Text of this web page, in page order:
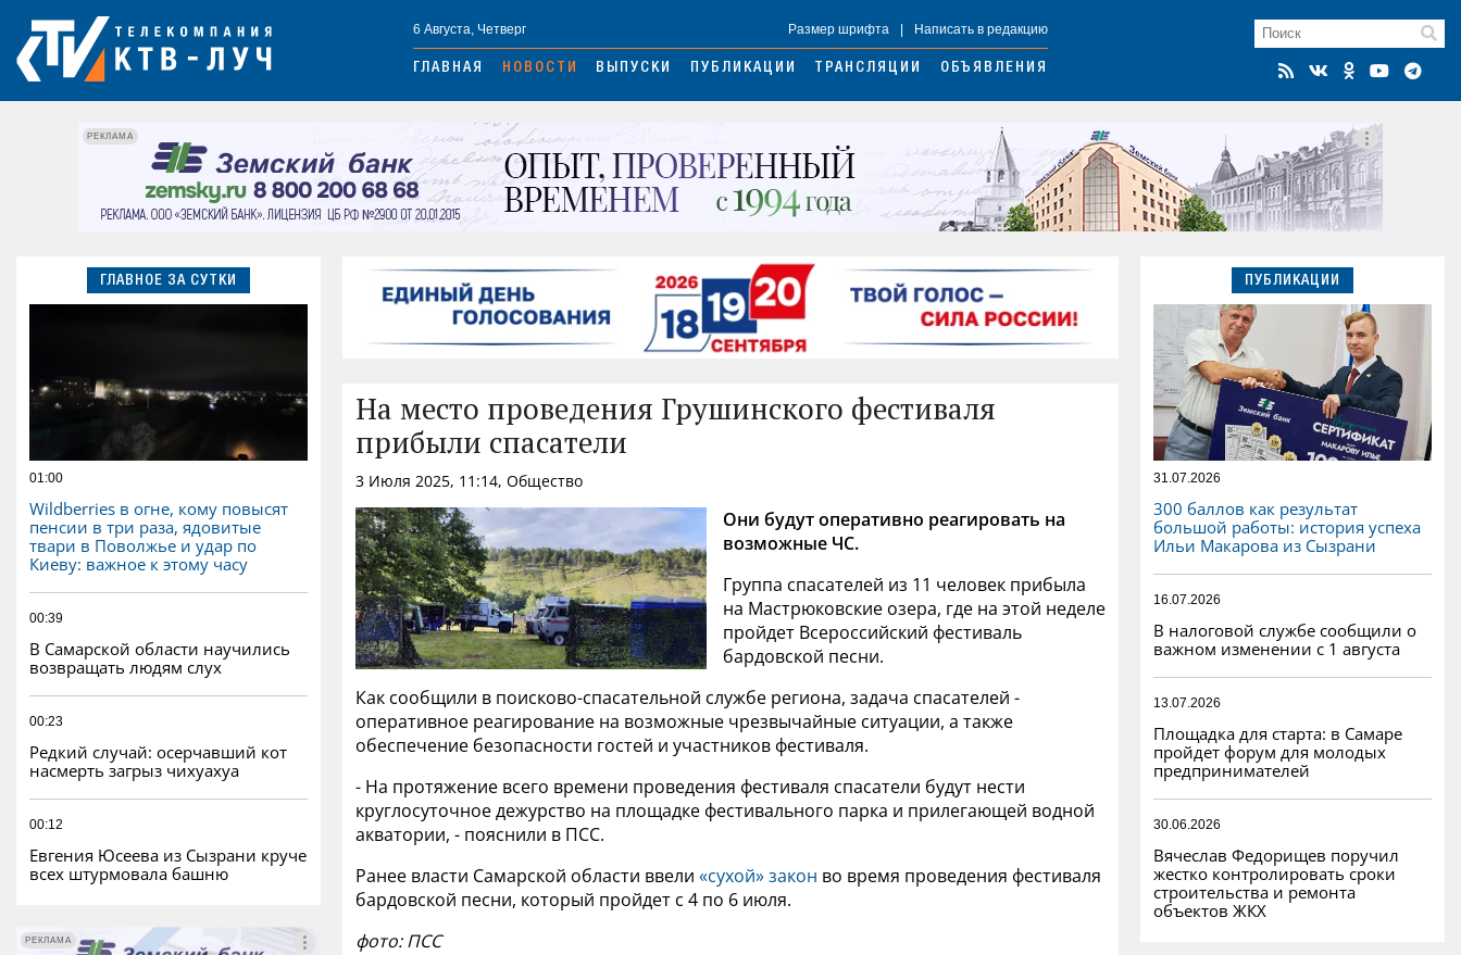
6 Августа, Четверг Размер шрифта Написать в редакцию
ГЛАВНАЯ НОВОСТИ ВЫПУСКИ ПУБЛИКАЦИИ ТРАНСЛЯЦИИ ОБЪЯВЛЕНИЯ
РЕКЛАМА
ГЛАВНОЕ ЗА СУТКИ
01:00
Wildberries в огне, кому повысят
пенсии в три раза, ядовитые
твари в Поволжье и удар по
Киеву: важное к этому часу
00:39
В Самарской области научились
возвращать людям слух
00:23
Редкий случай: осерчавший кот
насмерть загрыз чихуахуа
00:12
Евгения Юсеева из Сызрани круче
всех штурмовала башню
РЕКЛАМА
РЕКЛАМА
На место проведения Грушинского фестиваля
прибыли спасатели
3 Июля 2025, 11:14, Общество
Они будут оперативно реагировать на
возможные ЧС.
Группа спасателей из 11 человек прибыла
на Мастрюковские озера, где на этой неделе
пройдет Всероссийский фестиваль
бардовской песни.
Как сообщили в поисково-спасательной службе региона, задача спасателей -
оперативное реагирование на возможные чрезвычайные ситуации, а также
обеспечение безопасности гостей и участников фестиваля.
- На протяжение всего времени проведения фестиваля спасатели будут нести
круглосуточное дежурство на площадке фестивального парка и прилегающей водной
акватории, - пояснили в ПСС.
Ранее власти Самарской области ввели «сухой» закон во время проведения фестиваля
бардовской песни, который пройдет с 4 по 6 июля.
фото: ПСС
ПУБЛИКАЦИИ
31.07.2026
300 баллов как результат
большой работы: история успеха
Ильи Макарова из Сызрани
16.07.2026
В налоговой службе сообщили о
важном изменении с 1 августа
13.07.2026
Площадка для старта: в Самаре
пройдет форум для молодых
предпринимателей
30.06.2026
Вячеслав Федорищев поручил
жестко контролировать сроки
строительства и ремонта
объектов ЖКХ